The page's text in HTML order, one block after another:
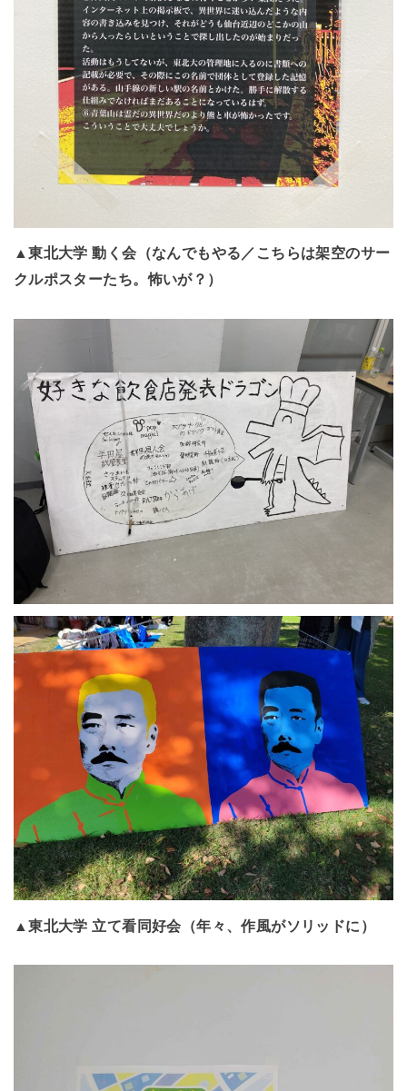
▲東北大学 動く会（なんでもやる／こちらは架空のサー
クルポスターたち。怖いが？）
▲東北大学 立て看同好会（年々、作風がソリッドに）